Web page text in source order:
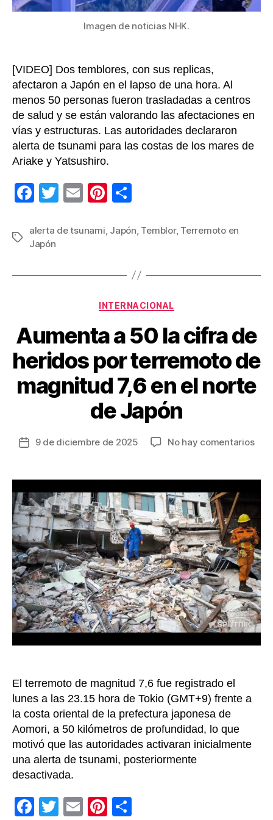
Imagen de noticias NHK.
[VIDEO] Dos temblores, con sus replicas,
afectaron a Japón en el lapso de una hora. Al
menos 50 personas fueron trasladadas a centros
de salud y se están valorando las afectaciones en
vías y estructuras. Las autoridades declararon
alerta de tsunami para las costas de los mares de
Ariake y Yatsushiro.
F
c
e
b
k
T
tt
E
ail
Pi
er
st
m
ar
Etiquetas
alerta de tsunami, Japón, Temblor, Terremoto en
Japón
Categorías
INTERNACIONAL
Aumenta a 50 la cifra de
heridos por terremoto de
magnitud 7,6 en el norte
de Japón
Fecha
entrada
9 de diciembre de 2025 No hay comentariosen
50
de
por
de
7,6
en
el
El terremoto de magnitud 7,6 fue registrado el
lunes a las 23.15 hora de Tokio (GMT+9) frente a
la costa oriental de la prefectura japonesa de
Aomori, a 50 kilómetros de profundidad, lo que
motivó que las autoridades activaran inicialmente
una alerta de tsunami, posteriormente
desactivada.
F
T
E
Pi